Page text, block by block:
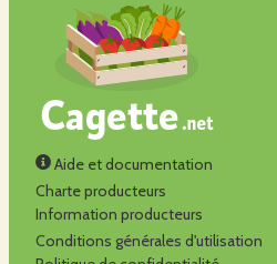
Aide et documentation
Charte producteurs
Information producteurs
Conditions générales d'utilisation